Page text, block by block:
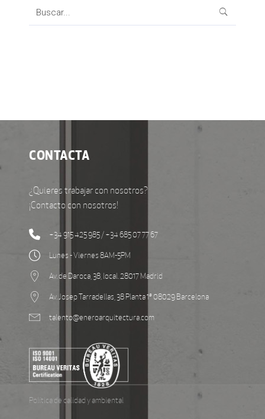
Search
CONTACTA
¿Quieres trabajar con nosotros?
¡Contacto con nosotros!
+34 915 425 985 / +34 685 07 77 67
Lunes - Viernes 8AM-5PM
Av. de Daroca, 38, local. 28017 Madrid
Av. Josep Tarradellas, 38 Planta 1ª 08029 Barcelona
talento@eneroarquitectura.com
Política de calidad y ambiental